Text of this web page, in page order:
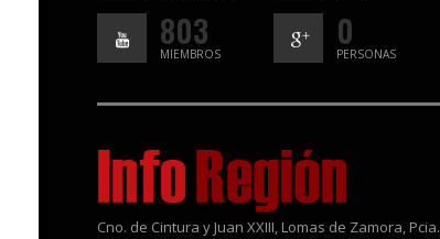
803
MIEMBROS
0
PERSONAS
Cno. de Cintura y Juan XXIII, Lomas de Zamora, Pcia.